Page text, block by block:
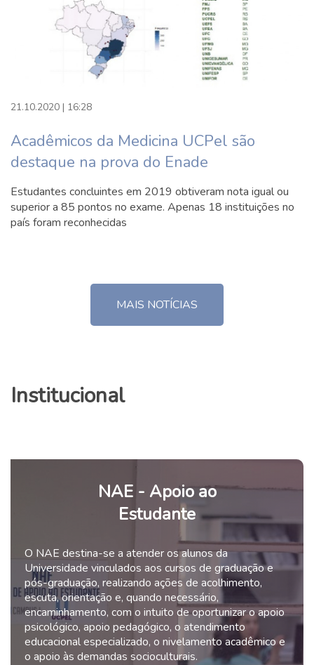
21.10.2020 | 16:28
Acadêmicos da Medicina UCPel são
destaque na prova do Enade
Estudantes concluintes em 2019 obtiveram nota igual ou
superior a 85 pontos no exame. Apenas 18 instituições no
país foram reconhecidas
MAIS NOTÍCIAS
Institucional
NAE - Apoio ao
Estudante
O NAE destina-se a atender os alunos da
Universidade vinculados aos cursos de graduação e
pós-graduação, realizando ações de acolhimento,
escuta, orientação e, quando necessário,
encaminhamento, com o intuito de oportunizar o apoio
psicológico, apoio pedagógico, o atendimento
educacional especializado, o nivelamento acadêmico e
o apoio às demandas socioculturais.